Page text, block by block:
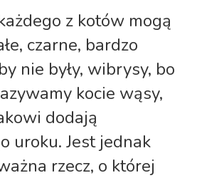
z kotów mogą
czarne, bardzo
nie były, wibrysy, bo
kocie wąsy,
dodają
uroku. Jest jednak
rzecz, o której